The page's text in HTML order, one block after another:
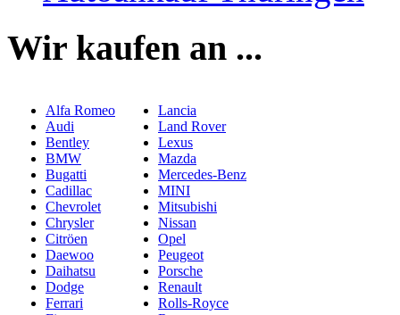
Wir kaufen an ...
Alfa Romeo
Audi
Bentley
BMW
Bugatti
Cadillac
Chevrolet
Chrysler
Citröen
Daewoo
Daihatsu
Dodge
Ferrari
Lancia
Land Rover
Lexus
Mazda
Mercedes-Benz
MINI
Mitsubishi
Nissan
Opel
Peugeot
Porsche
Renault
Rolls-Royce